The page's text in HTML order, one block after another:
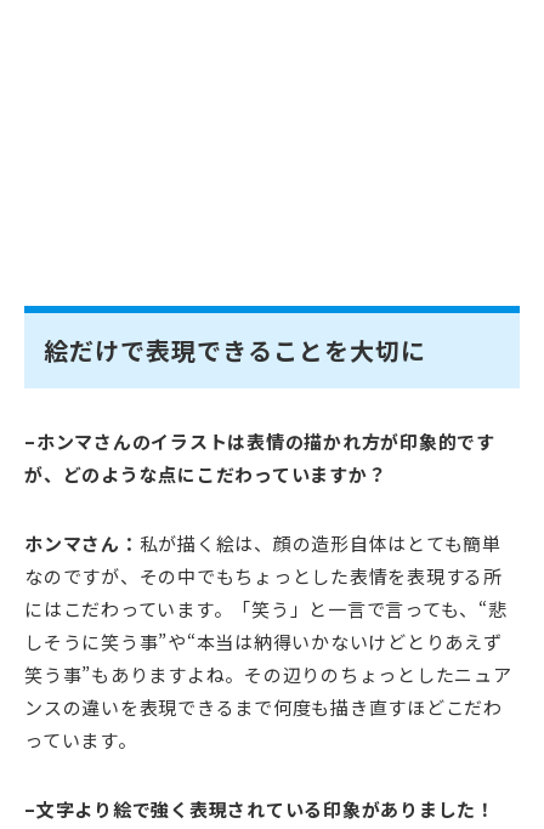
絵だけで表現できることを大切に
–ホンマさんのイラストは表情の描かれ方が印象的です
が、どのような点にこだわっていますか？
ホンマさん： 私が描く絵は、顔の造形自体はとても簡単
なのですが、その中でもちょっとした表情を表現する所
にはこだわっています。「笑う」と一言で言っても、“悲
しそうに笑う事”や“本当は納得いかないけどとりあえず
笑う事”もありますよね。その辺りのちょっとしたニュア
ンスの違いを表現できるまで何度も描き直すほどこだわ
っています。
–文字より絵で強く表現されている印象がありました！